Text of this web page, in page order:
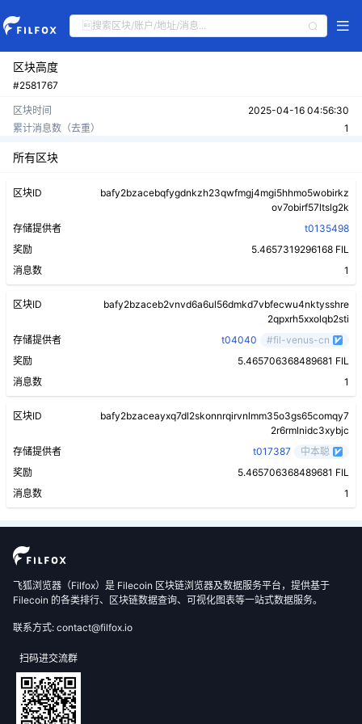
区块高度
#2581767
区块时间
2025-04-16 04:56:30
累计消息数（去重）
1
所有区块
区块ID
bafy2bzacebqfygdnkzh23qwfmgj4mgi5hhmo5wobirkz
ov7obirf57ltslg2k
存储提供者
t0135498
奖励
5.4657319296168 FIL
消息数
1
区块ID
bafy2bzaceb2vnvd6a6ul56dmkd7vbfecwu4nktysshre
2qpxrh5xxolqb2sti
存储提供者
t04040
#fil-venus-cn
奖励
5.465706368489681 FIL
消息数
1
区块ID
bafy2bzaceayxq7dl2skonnrqirvnlmm35o3gs65comqy7
2r6rmlnidc3xybjc
存储提供者
t017387
中本聪
奖励
5.465706368489681 FIL
消息数
1
飞狐浏览器（Filfox）是 Filecoin 区块链浏览器及数据服务平台，提供基于
Filecoin 的各类排行、区块链数据查询、可视化图表等一站式数据服务。
联系方式: contact@filfox.io
扫码进交流群